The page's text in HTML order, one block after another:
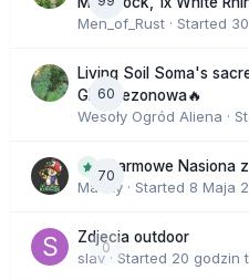
Men_of_Rust · Started
60
Living Soil Soma's
GHS sezonowa🔥
Wesoły Ogród Aliena ·
70
Darmowe Nasiona
Macky · Started 8 Maja
0
Zdjecia outdoor
slav· Started 20 godzin